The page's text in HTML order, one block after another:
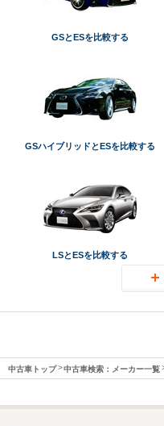
GSとESを比較する
GSハイブリッドとESを比較する
LSとESを比較する
中古車トップ 中古車検索：メーカー一覧